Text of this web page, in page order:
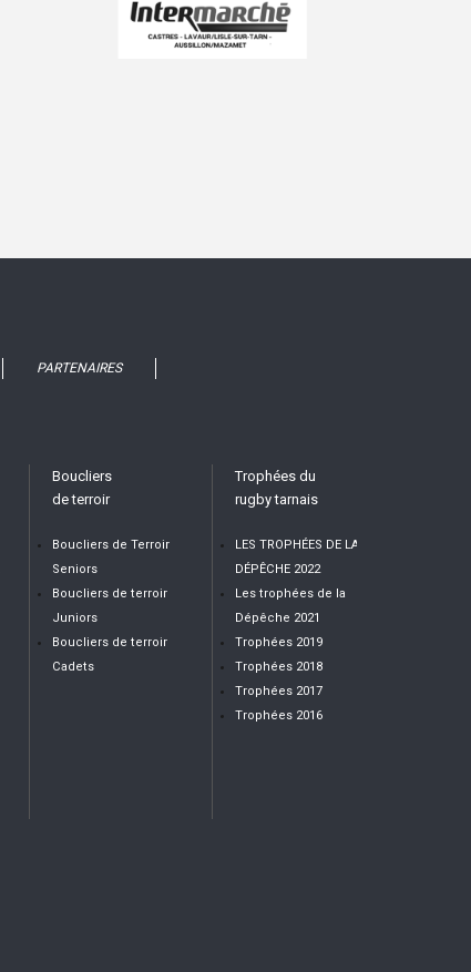
PARTENAIRES
Boucliers
de terroir
Boucliers de Terroir
Seniors
Boucliers de terroir
Juniors
Boucliers de terroir
Cadets
Trophées du
rugby tarnais
LES TROPHÉES DE LA
DÉPÊCHE 2022
Les trophées de la
Dépêche 2021
Trophées 2019
Trophées 2018
Trophées 2017
Trophées 2016